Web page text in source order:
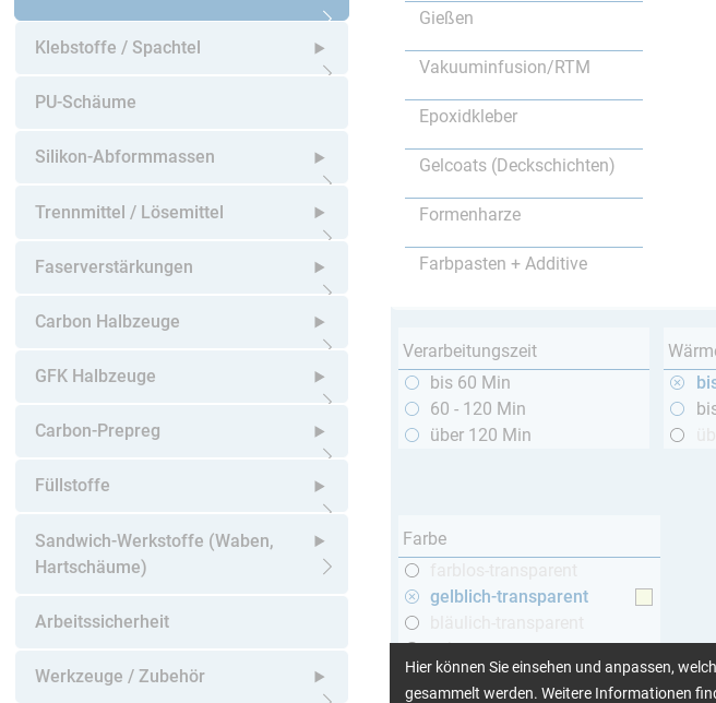
Untermenü öffnen
Klebstoffe / Spachtel
Untermenü öffnen
PU-Schäume
Silikon-Abformmassen
Untermenü öffnen
Trennmittel / Lösemittel
Untermenü öffnen
Faserverstärkungen
Untermenü öffnen
Carbon Halbzeuge
Untermenü öffnen
GFK Halbzeuge
Untermenü öffnen
Carbon-Prepreg
Untermenü öffnen
Füllstoffe
Untermenü öffnen
Sandwich-Werkstoffe (Waben,
Hartschäume)
Untermenü öffnen
Arbeitssicherheit
Werkzeuge / Zubehör
Gießen
Vakuuminfusion/RTM
Epoxidkleber
Gelcoats (Deckschichten)
Formenharze
Farbpasten + Additive
Verarbeitungszeit
bis 60 Min
60 - 120 Min
über 120 Min
Farbe
gelblich-transparent
schwarz
Hier können Sie einsehen und anpassen,
gesammelt werden. Weitere Informationen